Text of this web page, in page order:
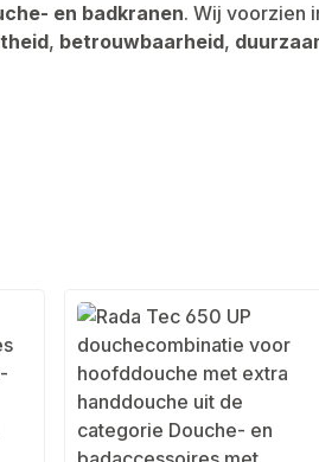
en badkranen. Wij voorzien
, betrouwbaarheid,